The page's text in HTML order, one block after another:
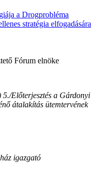
a Drogprobléma
stratégia elfogadására
Fórum elnöke
Előterjesztés a Gárdonyi
átalakítás ütemtervének
igazgató